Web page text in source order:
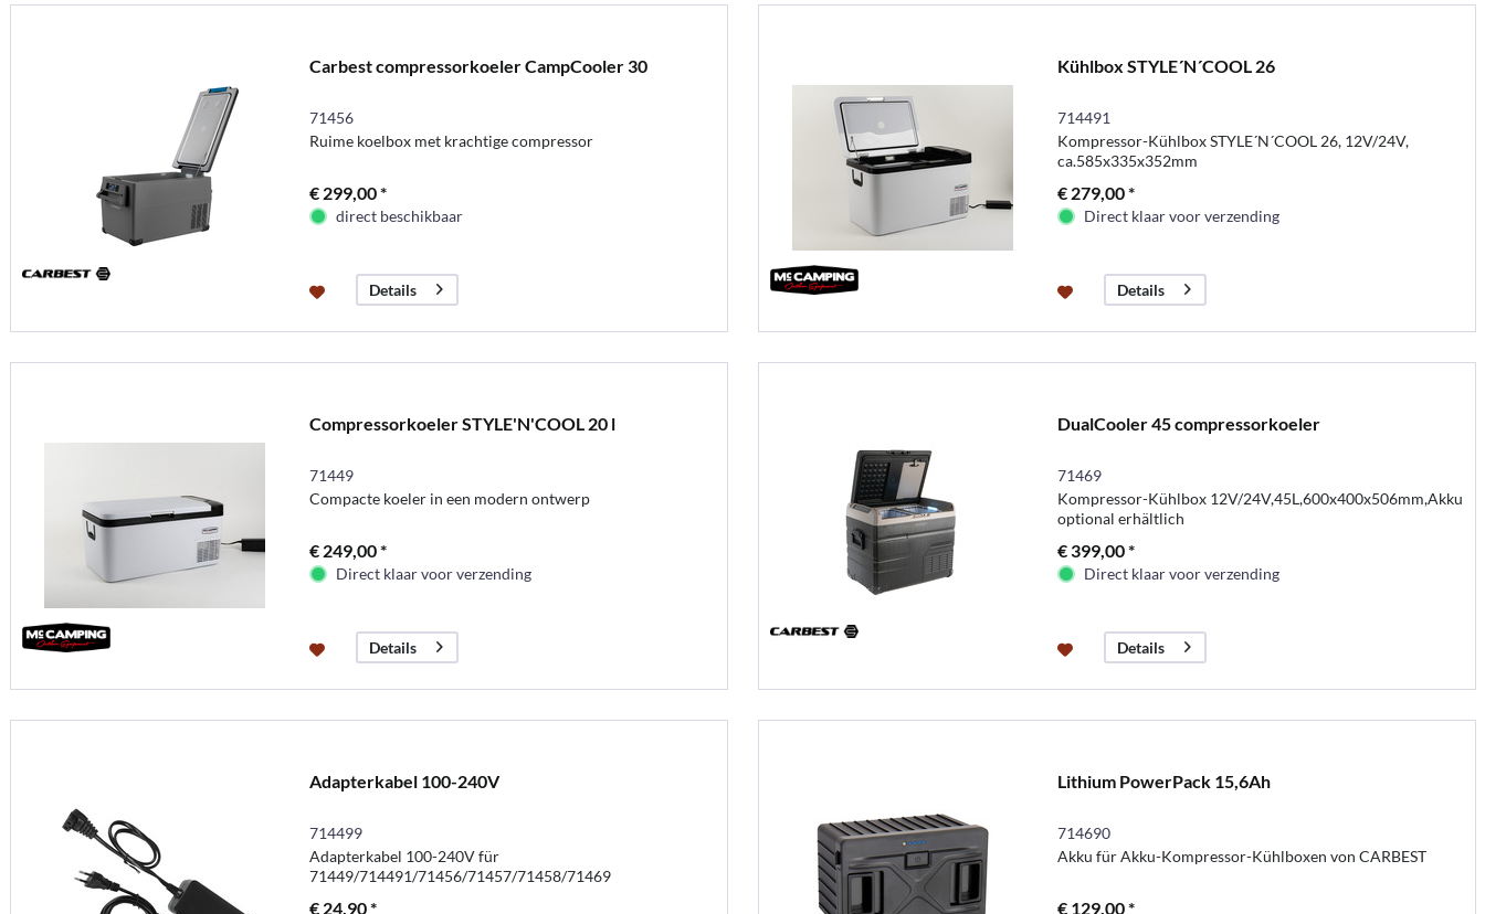
Carbest compressorkoeler CampCooler 30
71456
Ruime koelbox met krachtige compressor
€ 299,00 *
direct beschikbaar
Details
Kühlbox STYLE´N´COOL 26
714491
Kompressor-Kühlbox STYLE´N´COOL 26, 12V/24V,
ca.585x335x352mm
€ 279,00 *
Direct klaar voor verzending
Details
Compressorkoeler STYLE'N'COOL 20 l
71449
Compacte koeler in een modern ontwerp
€ 249,00 *
Direct klaar voor verzending
Details
DualCooler 45 compressorkoeler
71469
Kompressor-Kühlbox 12V/24V,45L,600x400x506mm,Akku
optional erhältlich
€ 399,00 *
Direct klaar voor verzending
Details
Adapterkabel 100-240V
714499
Adapterkabel 100-240V für
71449/714491/71456/71457/71458/71469
€ 24,90 *
Lithium PowerPack 15,6Ah
714690
Akku für Akku-Kompressor-Kühlboxen von CARBEST
€ 129,00 *